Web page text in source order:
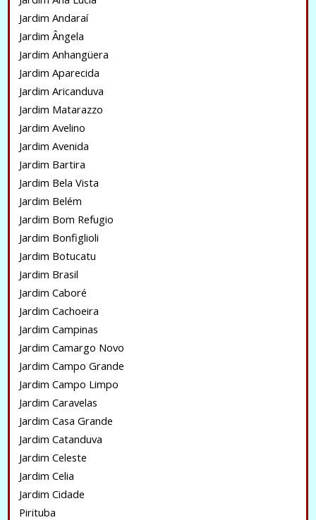
Jardim Andaraí
Jardim Ângela
Jardim Anhangüera
Jardim Aparecida
Jardim Aricanduva
Jardim Matarazzo
Jardim Avelino
Jardim Avenida
Jardim Bartira
Jardim Bela Vista
Jardim Belém
Jardim Bom Refugio
Jardim Bonfiglioli
Jardim Botucatu
Jardim Brasil
Jardim Caboré
Jardim Cachoeira
Jardim Campinas
Jardim Camargo Novo
Jardim Campo Grande
Jardim Campo Limpo
Jardim Caravelas
Jardim Casa Grande
Jardim Catanduva
Jardim Celeste
Jardim Celia
Jardim Cidade
Pirituba